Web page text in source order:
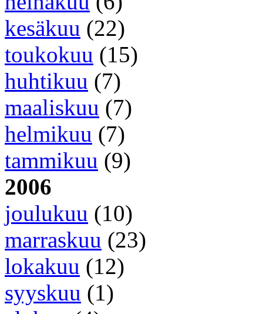
kesäkuu (22)
toukokuu (15)
huhtikuu (7)
maaliskuu (7)
helmikuu (7)
tammikuu (9)
2006
joulukuu (10)
marraskuu (23)
lokakuu (12)
syyskuu (1)